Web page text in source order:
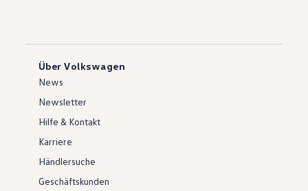
Über Volkswagen
News
Newsletter
Hilfe & Kontakt
Karriere
Händlersuche
Geschäftskunden